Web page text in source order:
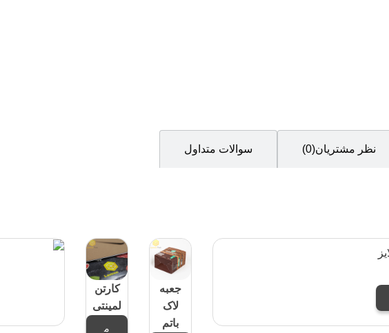
نظر مشتریان(0) سوالات متداول
جعبه
لاک
باتم
کارتن
لمینتی
م